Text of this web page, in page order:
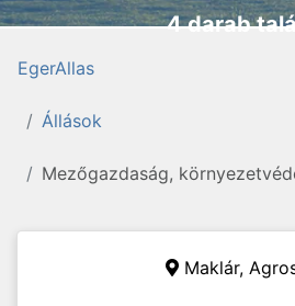
4 darab
EgerAllas
Állások
Mezőgazdaság,
Maklár,